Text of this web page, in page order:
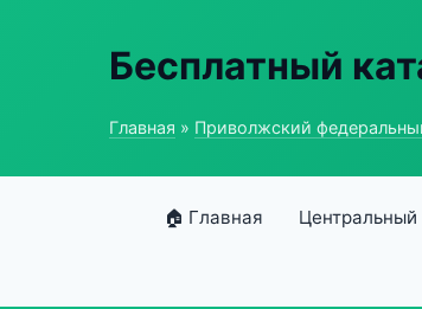
Бесплатный
Главная » Приволжский
🏠 Главная